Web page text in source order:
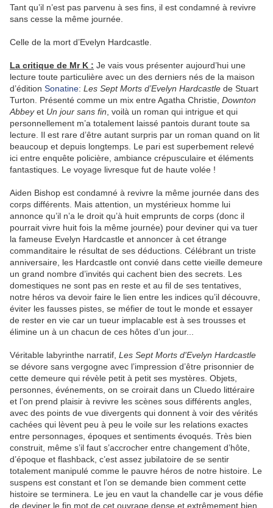
Tant qu’il n’est pas parvenu à ses fins, il est condamné à revivre
sans cesse la même journée.
Celle de la mort d’Evelyn Hardcastle.
La critique de Mr K : Je vais vous présenter aujourd’hui une
lecture toute particulière avec un des derniers nés de la maison
d’édition Sonatine: Les Sept Morts d’Evelyn Hardcastle de Stuart
Turton. Présenté comme un mix entre Agatha Christie, Downton
Abbeyet Un jour sans fin , voilà un roman qui intrigue et qui
personnellement m’a totalement laissé pantois durant toute sa
lecture. Il est rare d’être autant surpris par un roman quand on lit
beaucoup et depuis longtemps. Le pari est superbement relevé
ici entre enquête policière, ambiance crépusculaire et éléments
fantastiques. Le voyage livresque fut de haute volée !
Aiden Bishop est condamné à revivre la même journée dans des
corps différents. Mais attention, un mystérieux homme lui
annonce qu’il n’a le droit qu’à huit emprunts de corps (donc il
pourrait vivre huit fois la même journée) pour deviner qui va tuer
la fameuse Evelyn Hardcastle et annoncer à cet étrange
commanditaire le résultat de ses déductions. Célébrant un triste
anniversaire, les Hardcastle ont convié dans cette vieille demeure
un grand nombre d’invités qui cachent bien des secrets. Les
domestiques ne sont pas en reste et au fil de ses tentatives,
notre héros va devoir faire le lien entre les indices qu’il découvre,
éviter les fausses pistes, se méfier de tout le monde et essayer
de rester en vie car un tueur implacable est à ses trousses et
élimine un à un chacun de ces hôtes d’un jour...
Véritable labyrinthe narratif, Les Sept Morts d'Evelyn Hardcastle
se dévore sans vergogne avec l’impression d’être prisonnier de
cette demeure qui révèle petit à petit ses mystères. Objets,
personnes, événements, on se croirait dans un Cluedo littéraire
et l’on prend plaisir à revivre les scènes sous différents angles,
avec des points de vue divergents qui donnent à voir des vérités
cachées qui lèvent peu à peu le voile sur les relations exactes
entre personnages, époques et sentiments évoqués. Très bien
construit, même s’il faut s’accrocher entre changement d’hôte,
d’époque et flashback, c’est assez jubilatoire de se sentir
totalement manipulé comme le pauvre héros de notre histoire. Le
suspens est constant et l’on se demande bien comment cette
histoire se terminera. Le jeu en vaut la chandelle car je vous défie
de deviner le fin mot de cet ouvrage dense et extrêmement bien